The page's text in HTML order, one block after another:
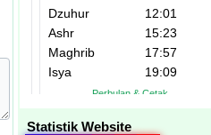
Statistik Website